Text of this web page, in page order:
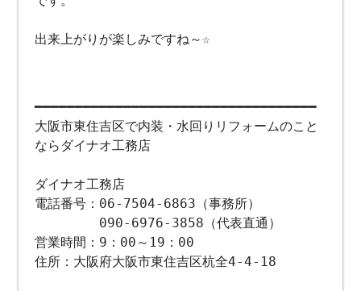
出来上がりが楽しみですね～☆
━━━━━━━━━━━━━━━━━━━━━━━━━━━━━━━━━━━
大阪市東住吉区で内装・水回りリフォームのこと
ならダイナオ工務店
ダイナオ工務店
電話番号：06-7504-6863（事務所）
090-6976-3858（代表直通）
営業時間：9：00～19：00
住所：大阪府大阪市東住吉区杭全4-4-18